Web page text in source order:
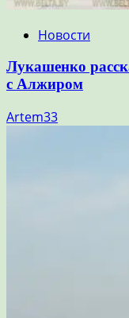
Новости
Лукашенко
с Алжиром
Artem33